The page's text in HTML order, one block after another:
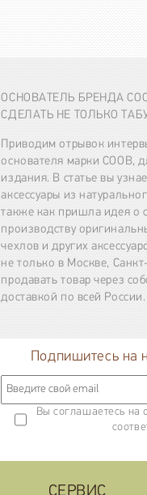
ОСНОВАТЕЛЬ БРЕНДА
СДЕЛАТЬ НЕ ТОЛЬКО
Приводим отрывок
основателя марки COOB,
издания. В статье вы
аксессуары из
также как пришла идея о
производству
чехлов и других
не только в Москве,
продавать товар через
доставкой по всей России.
Подпишитесь на
Вы соглашаетесь на